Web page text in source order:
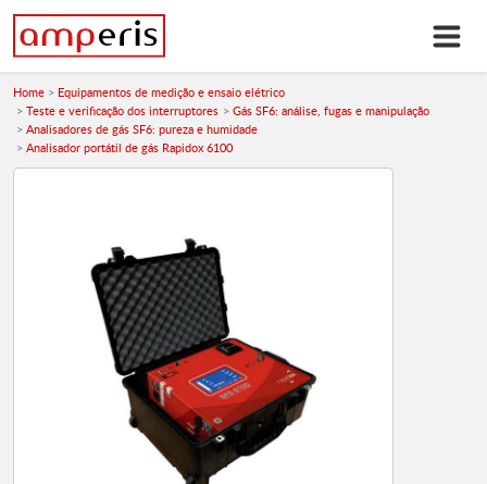
Home
Equipamentos de medição e ensaio elétrico
Teste e verificação dos interruptores
Gás SF6: análise, fugas e manipulação
Analisadores de gás SF6: pureza e humidade
Analisador portátil de gás Rapidox 6100